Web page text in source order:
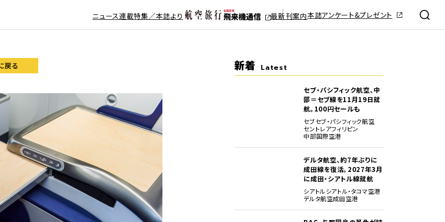
ニュース連載特集／本誌より 最新刊案内本誌アンケート&プレゼント
戻る 新着 Latest
セブ・パシフィック航空、中
部＝セブ線を11月19日就
航。100円セールも
セブセブ・パシフィック航空
セントレアフィリピン
中部国際空港
デルタ航空、約7年ぶりに
成田線を復活。2027年3月
に成田・シアトル線就航
シアトルシアトル・タコマ空港
デルタ航空成田空港